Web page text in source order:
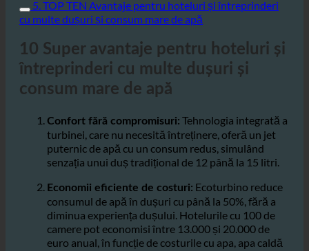
Sanitary Horror Show | Viața reală
cu multe dușuri și consum mare de apă
10 Super avantaje pentru hoteluri și
întreprinderi cu multe dușuri și
consum mare de apă
Confort fără compromisuri:Tehnologia integrată a
turbinei, care nu necesită întreținere, oferă un jet
senzația unui duș tradițional de 12 până la 15 litri.
Economii eficiente de costuri:Ecoturbino reduce
consumul de apă în dușuri cu până la 50%, fără a
diminua experiența dușului. Hotelurile cu 100 de